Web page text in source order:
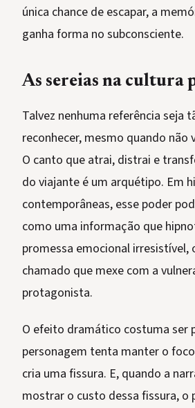
única chance de escapar, a
ganha forma no subconsciente.
As sereias na cultura
Talvez nenhuma referência seja
reconhecer, mesmo quando não
O canto que atrai, distrai e
do viajante é um arquétipo. Em
contemporâneas, esse poder
como uma informação que
promessa emocional irresistível,
chamado que mexe com a
protagonista.
O efeito dramático costuma ser
personagem tenta manter o
cria uma fissura. E, quando a
mostrar o custo dessa fissura, o